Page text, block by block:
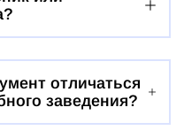
отличаться
заведения?